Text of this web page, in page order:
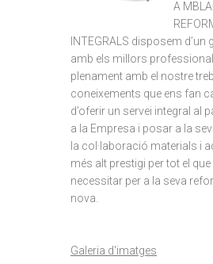
A
INTEGRALS disposem d’un
amb els millors
plenament amb el nostre
coneixements que ens fan
d’oferir un servei integral al
a la Empresa i posar a la
la col·laboració materials i
més alt prestigi per tot el que
necessitar per a la seva
nova.
Galeria d'imatges